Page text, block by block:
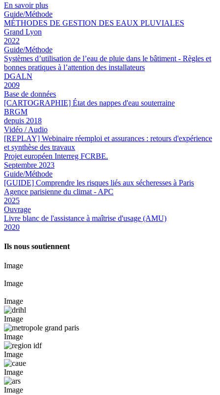
En savoir plus
Guide/Méthode
MÉTHODES DE GESTION DES EAUX PLUVIALES
Grand Lyon
2022
Guide/Méthode
Systèmes d’utilisation de l’eau de pluie dans le bâtiment - Règles et
bonnes pratiques à l’attention des installateurs
DGALN
2009
Base de données
[CARTOGRAPHIE] État des nappes d'eau souterraine
BRGM
depuis 2018
Vidéo / Audio
[REPLAY] Webinaire réemploi et assurances : retours d'expérience
et synthèse des travaux
Projet européen Interreg FCRBE.
Septembre 2023
Guide/Méthode
[GUIDE] Comprendre les risques liés aux sécheresses à Paris
Agence parisienne du climat - APC
2025
Ouvrage
Livre blanc de l'assistance à maîtrise d'usage (AMU)
2020
Ils nous soutiennent
Image
Image
Image
Image
Image
Image
Image
Image